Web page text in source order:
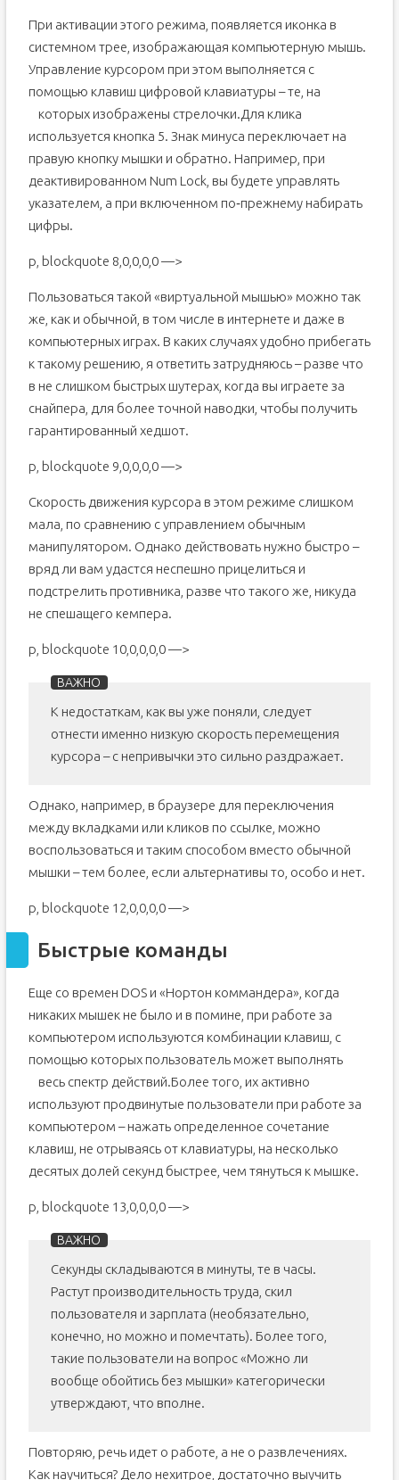
При активации этого режима, появляется иконка в
системном трее, изображающая компьютерную мышь.
Управление курсором при этом выполняется с
помощью клавиш цифровой клавиатуры – те, на
которых изображены стрелочки.Для клика
используется кнопка 5. Знак минуса переключает на
правую кнопку мышки и обратно. Например, при
деактивированном Num Lock, вы будете управлять
указателем, а при включенном по‐прежнему набирать
цифры.
p, blockquote 8,0,0,0,0 —>
Пользоваться такой «виртуальной мышью» можно так
же, как и обычной, в том числе в интернете и даже в
компьютерных играх. В каких случаях удобно прибегать
к такому решению, я ответить затрудняюсь – разве что
в не слишком быстрых шутерах, когда вы играете за
снайпера, для более точной наводки, чтобы получить
гарантированный хедшот.
p, blockquote 9,0,0,0,0 —>
Скорость движения курсора в этом режиме слишком
мала, по сравнению с управлением обычным
манипулятором. Однако действовать нужно быстро –
вряд ли вам удастся неспешно прицелиться и
подстрелить противника, разве что такого же, никуда
не спешащего кемпера.
p, blockquote 10,0,0,0,0 —>
К недостаткам, как вы уже поняли, следует
отнести именно низкую скорость перемещения
курсора – с непривычки это сильно раздражает.
Однако, например, в браузере для переключения
между вкладками или кликов по ссылке, можно
воспользоваться и таким способом вместо обычной
мышки – тем более, если альтернативы то, особо и нет.
p, blockquote 12,0,0,0,0 —>
Быстрые команды
Еще со времен DOS и «Нортон коммандера», когда
никаких мышек не было и в помине, при работе за
компьютером используются комбинации клавиш, с
помощью которых пользователь может выполнять
весь спектр действий.Более того, их активно
используют продвинутые пользователи при работе за
компьютером – нажать определенное сочетание
клавиш, не отрываясь от клавиатуры, на несколько
десятых долей секунд быстрее, чем тянуться к мышке.
p, blockquote 13,0,0,0,0 —>
Секунды складываются в минуты, те в часы.
Растут производительность труда, скил
пользователя и зарплата (необязательно,
конечно, но можно и помечтать). Более того,
такие пользователи на вопрос «Можно ли
вообще обойтись без мышки» категорически
утверждают, что вполне.
Повторяю, речь идет о работе, а не о развлечениях.
Как научиться? Дело нехитрое, достаточно выучить